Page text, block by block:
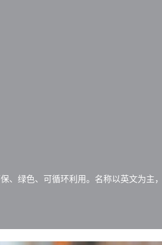
绿色、可循环利用。名称以英文为主